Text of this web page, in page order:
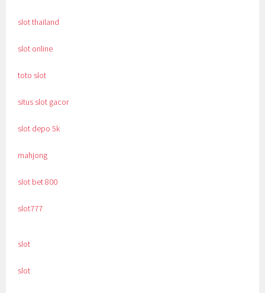
slot thailand
slot online
toto slot
situs slot gacor
slot depo 5k
mahjong
slot bet 800
slot777
slot
slot